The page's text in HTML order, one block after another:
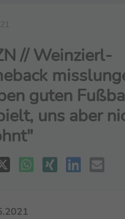
// Weinzierl-
guten
uns aber